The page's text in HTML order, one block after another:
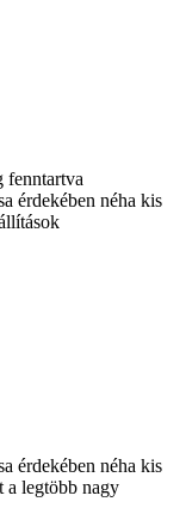
fenntartva
érdekében néha kis
érdekében néha kis
a legtöbb nagy